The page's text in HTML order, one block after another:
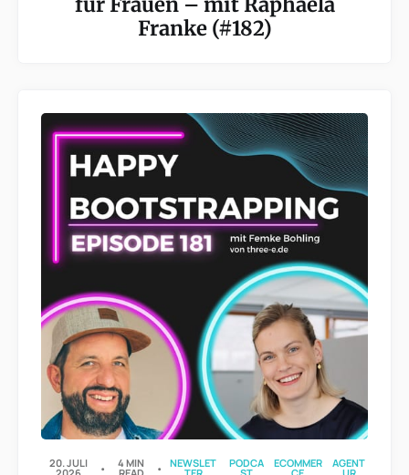
Franke (#182)
20. JULI 4 MIN NEWSLET PODCA ECOMMER AGENT